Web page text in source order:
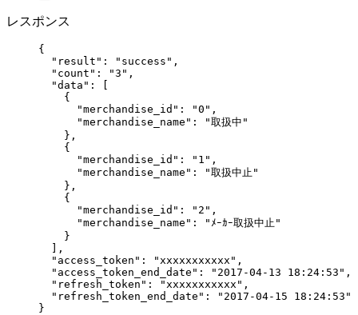
レスポンス
{
"result" : " success " ,
"count" : "3 " ,
"data" : [
{
"merchandise_id" : "0 " ,
"merchandise_name" : "取扱中 "
},
{
"merchandise_id" : " 1 " ,
"merchandise_name" : "取扱中止 "
},
{
"merchandise_id" : " 2 " ,
"merchandise_name" : " ﾒｰｶｰ取扱中止 "
}
],
"access_token" : " xxxxxxxxxxx " ,
"access_token_end_date" : " 2017-04-13 18:24:53 " ,
"refresh_token" : " xxxxxxxxxxx " ,
"refresh_token_end_date" : " 2017-04-15 18:24:53 "
}